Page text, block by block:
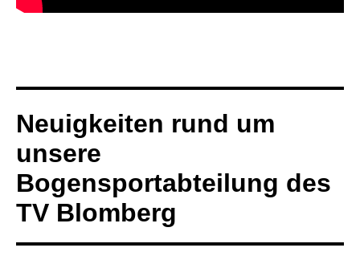
Neuigkeiten rund um
unsere
Bogensportabteilung des
TV Blomberg